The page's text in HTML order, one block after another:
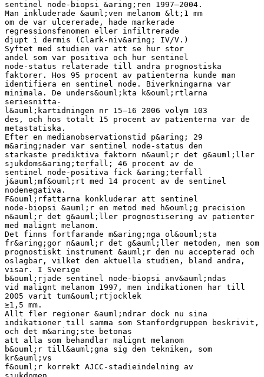
sentinel node-biopsi &aring;ren 1997–2004.
Man inkluderade &auml;ven melanom &lt;1 mm
om de var ulcererade, hade markerade
regressionsfenomen eller infiltrerade
djupt i dermis (Clark-niv&aring; IV/V.)
Syftet med studien var att se hur stor
andel som var positiva och hur sentinel
node-status relaterade till andra prognostiska
faktorer. Hos 95 procent av patienterna kunde man
identifiera en sentinel node. Biverkningarna var
minimala. De unders&ouml;kta k&ouml;rtlarna
seriesnitta-
l&auml;kartidningen nr 15–16 2006 volym 103
des, och hos totalt 15 procent av patienterna var de
metastatiska.
Efter en medianobservationstid p&aring; 29
m&aring;nader var sentinel node-status den
starkaste prediktiva faktorn n&auml;r det g&auml;ller
sjukdoms&aring;terfall; 46 procent av de
sentinel node-positiva fick &aring;terfall
j&auml;mf&ouml;rt med 14 procent av de sentinel
nodenegativa.
F&ouml;rfattarna konkluderar att sentinel
node-biopsi &auml;r en metod med h&ouml;g precision
n&auml;r det g&auml;ller prognostisering av patienter
med malignt melanom.
Det finns fortfarande m&aring;nga ol&ouml;sta
fr&aring;gor n&auml;r det g&auml;ller metoden, men som
prognostiskt instrument &auml;r den nu accepterad och
oslagbar, vilket den aktuella studien, bland andra,
visar. I Sverige
b&ouml;rjade sentinel node-biopsi anv&auml;ndas
vid malignt melanom 1997, men indikationen har till
2005 varit tum&ouml;rtjocklek
≥1,5 mm.
Allt fler regioner &auml;ndrar dock nu sina
indikationer till samma som Stanfordgruppen beskrivit,
och det m&aring;ste betonas
att alla som behandlar malignt melanom
b&ouml;r till&auml;gna sig den tekniken, som
kr&auml;vs
f&ouml;r korrekt AJCC-stadieindelning av